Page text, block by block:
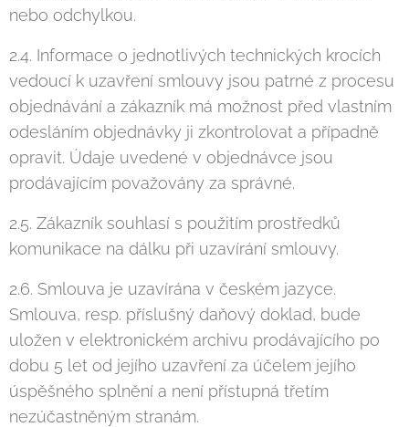
nebo odchylkou.
2.4. Informace o jednotlivých technických krocích
vedoucí k uzavření smlouvy jsou patrné z procesu
objednávání a zákazník má možnost před vlastním
odesláním objednávky ji zkontrolovat a případně
opravit. Údaje uvedené v objednávce jsou
prodávajícím považovány za správné.
2.5. Zákazník souhlasí s použitím prostředků
komunikace na dálku při uzavírání smlouvy.
2.6. Smlouva je uzavírána v českém jazyce.
Smlouva, resp. příslušný daňový doklad, bude
uložen v elektronickém archivu prodávajícího po
dobu 5 let od jejího uzavření za účelem jejího
úspěšného splnění a není přístupná třetím
nezúčastněným stranám.